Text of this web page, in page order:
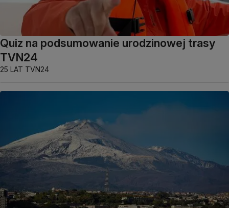
Quiz na podsumowanie urodzinowej trasy
TVN24
25 LAT TVN24